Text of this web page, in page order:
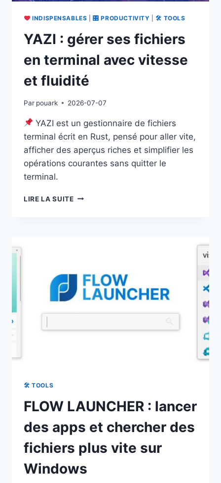
INDISPENSABLES |🎛 PRODUCTIVITY 🛠 TOOLS
YAZI : gérer ses fichiers
en terminal avec vitesse
et fluidité
Par pouark 2026-07-07
YAZI est un gestionnaire de fichiers
terminal écrit en Rust, pensé pour aller vite,
afficher des aperçus riches et simplifier les
opérations courantes sans quitter le
terminal.
LIRE LA SUITEYAZI
VITESSE
ET
FLUIDITÉ
🛠 TOOLS
FLOW LAUNCHER : lancer
des apps et chercher des
fichiers plus vite sur
Windows